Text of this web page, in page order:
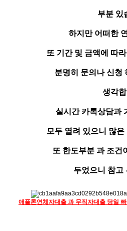
부분 있
하지만 어떠한
또 기간 및 금액에 따
분명히 문의나 신청
생각
실시간 카톡상담과
모두 열려 있으니 많
또 한도부분 과 조건
두었으니 참고
애플론연체자대출 과 무직자대출 당일